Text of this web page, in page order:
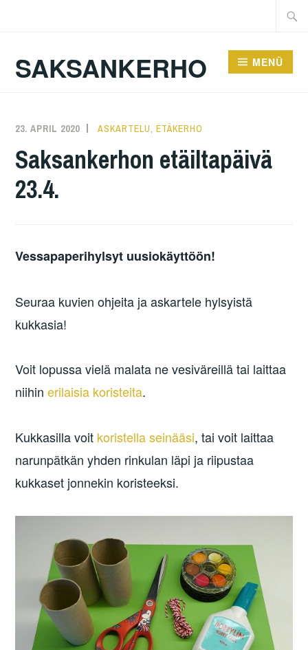
Suche
SAKSANKERHO MENÜ
23. APRIL 2020 KAREN
ASKARTELU ,ETÄKERHO
Saksankerhon etäiltapäivä
23.4.
Vessapaperihylsyt uusiokäyttöön!
Seuraa kuvien ohjeita ja askartele hylsyistä
kukkasia!
Voit lopussa vielä malata ne vesiväreillä tai laittaa
niihinerilaisia koristeita.
Kukkasilla voit koristella seinääsi, tai voit laittaa
narunpätkän yhden rinkulan läpi ja riipustaa
kukkaset jonnekin koristeeksi.